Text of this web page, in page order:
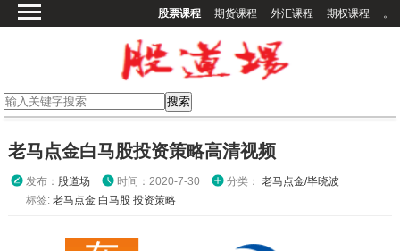
股票课程 期货课程 外汇课程 期权课程 。
期货课程
外汇课程
高校课程
老马点金白马股投资策略高清视频
发布： 股道场 时间：2020-7-30 分类： 老马点金/毕晓波
标签: 老马点金 白马股 投资策略